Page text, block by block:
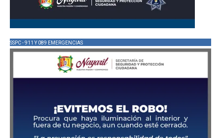
SSPC - 911 Y 089 EMERGENCIAS